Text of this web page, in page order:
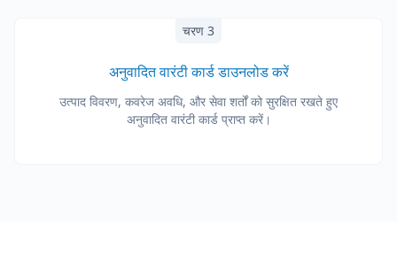
चरण 3
अनुवादित वारंटी कार्ड डाउनलोड करें
उत्पाद विवरण, कवरेज अवधि, और सेवा शर्तों को सुरक्षित रखते हुए
अनुवादित वारंटी कार्ड प्राप्त करें।